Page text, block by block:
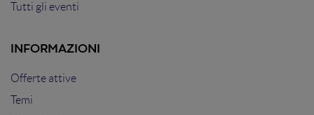
Tutti gli eventi
INFORMAZIONI
Offerte attive
Temi